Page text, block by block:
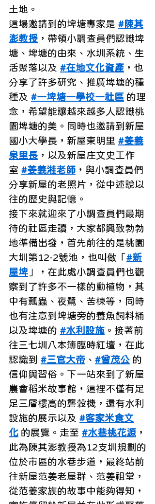
土地。
這場邀請到的埤塘專家是 #陳其
澎教授 ，帶領小調查員們認識埤
塘、埤塘的由來、水圳系統、生
活聚落以及 #在地文化資產 ，也
分享了許多研究、推廣埤塘的種
種及 #一埤塘一學校一社區 的理
念，希望能讓越來越多人認識桃
園埤塘的美。同時也邀請到新屋
國小大學長，新屋東明里 #姜義
泉里長 ，以及新屋庄文史工作
室 #姜義溎老師 ，與小調查員們
分享新屋的老照片，從中述說以
往的歷史與記憶。
接下來就迎來了小調查員們最期
待的社區走讀，大家都興致勃勃
地準備出發，首先前往的是桃園
大圳第12-2號池，也叫做「 #新
屋埤 」，在此處小調查員們也觀
察到了許多不一樣的動植物，其
中有瓢蟲、夜鷺、苦楝等，同時
也有注意到埤塘旁的養魚飼料桶
以及埤塘的 #水利設施 。接著前
往三七圳八本簿臨時紅壇，在此
認識到 #三官大帝 、 #曾茂公 的
信仰與習俗。下一站來到了新屋
農會稻米故事館，這裡不僅有足
足三層樓高的礱穀機，還有水利
設施的展示以及 #客家米食文
化 的展覽。走至 #水巷桃花源 ，
此為陳其澎教授為12支圳規劃的
位於市區的水巷步道，最終站前
往新屋范姜老屋群、范姜祖堂，
從范姜家族的故事中能夠得知，